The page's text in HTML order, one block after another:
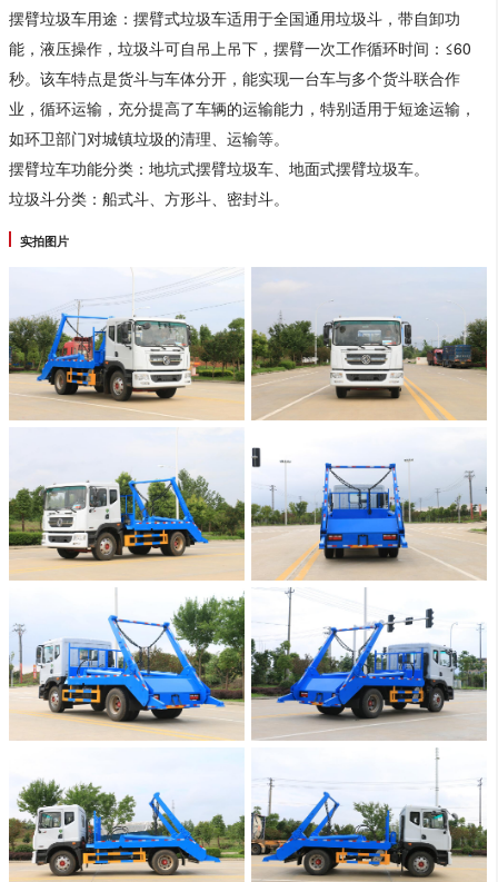
摆臂垃圾车用途：摆臂式垃圾车适用于全国通用垃圾斗，带自卸功
能，液压操作，垃圾斗可自吊上吊下，摆臂一次工作循环时间：≤60
秒。该车特点是货斗与车体分开，能实现一台车与多个货斗联合作
业，循环运输，充分提高了车辆的运输能力，特别适用于短途运输，
如环卫部门对城镇垃圾的清理、运输等。
摆臂垃车功能分类：地坑式摆臂垃圾车、地面式摆臂垃圾车。
垃圾斗分类：船式斗、方形斗、密封斗。
实拍图片